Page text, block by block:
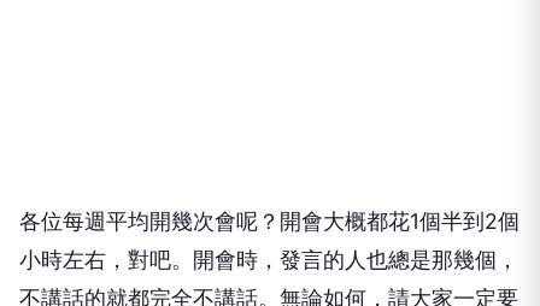
各位每週平均開幾次會呢？開會大概都花1個半到2個
小時左右，對吧。開會時，發言的人也總是那幾個，
不講話的就都完全不講話。無論如何，請大家一定要